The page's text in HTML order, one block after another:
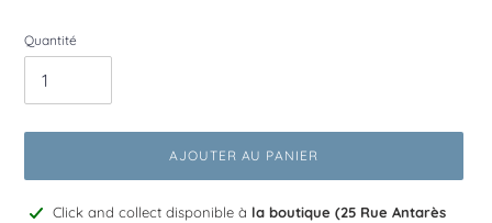
Quantité
AJOUTER AU PANIER
AjoutClick and collect disponible à la boutique (25 Rue Antarès